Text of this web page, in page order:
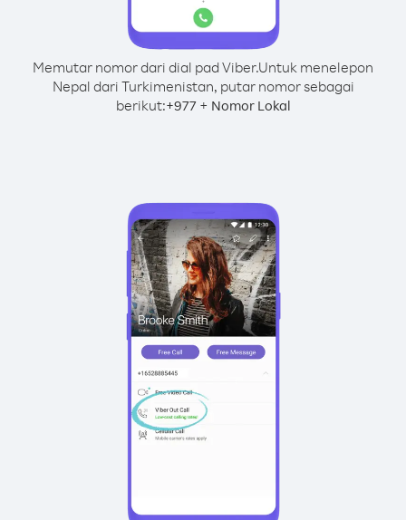
Memutar nomor dari dial pad Viber.Untuk menelepon
Nepal dari Turkimenistan, putar nomor sebagai
berikut:+977+ Nomor Lokal